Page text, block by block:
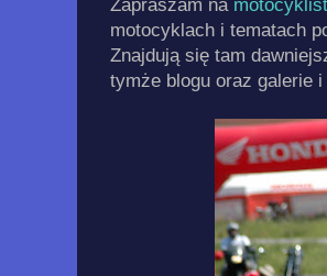
Zapraszam na
motocyklach i tematach
Znajdują się tam
tymże blogu oraz galerie